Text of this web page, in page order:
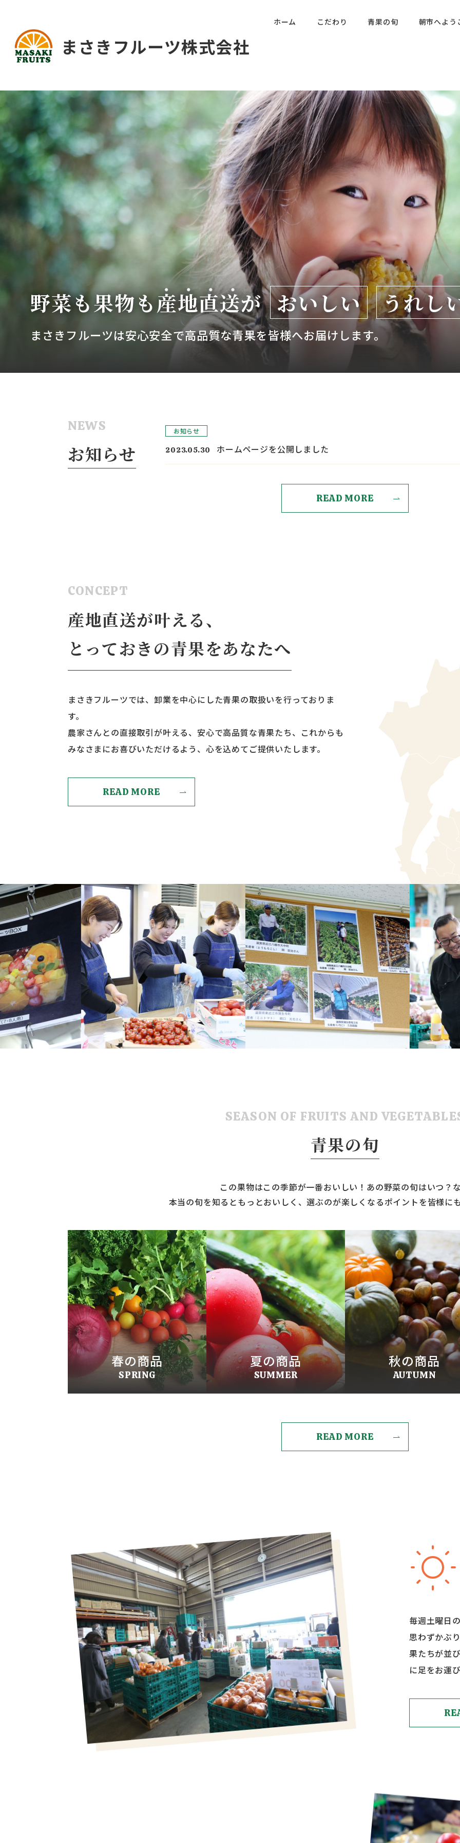
まさきフルーツ株式会社
ホーム こだわり 青果の旬 朝市へよう
野菜も果物も産地直送が おいしい うれし
まさきフルーツは安心安全で高品質な青果を皆様へお届けします。
NEWS
お知らせ
お知らせ
2023.05.30 ホームページを公開しました
READ MORE
CONCEPT
産地直送が叶える、
とっておきの青果をあなたへ
まさきフルーツでは、卸業を中心にした青果の取扱いを行っておりま
す。
農家さんとの直接取引が叶える、安心で高品質な青果たち、これからも
みなさまにお喜びいただけるよう、心を込めてご提供いたします。
READ MORE
SEASON OF FRUITS AND
青果の旬
この果物はこの季節が一番おいしい！あの野菜の旬はいつ？
本当の旬を知るともっとおいしく、選ぶのが楽しくなるポイントを皆様に
春の商品
SPRING
夏の商品
SUMMER
秋の商品
AUTUMN
READ MORE
毎週土曜日
思わずかぶ
果たちが並
に足をお運